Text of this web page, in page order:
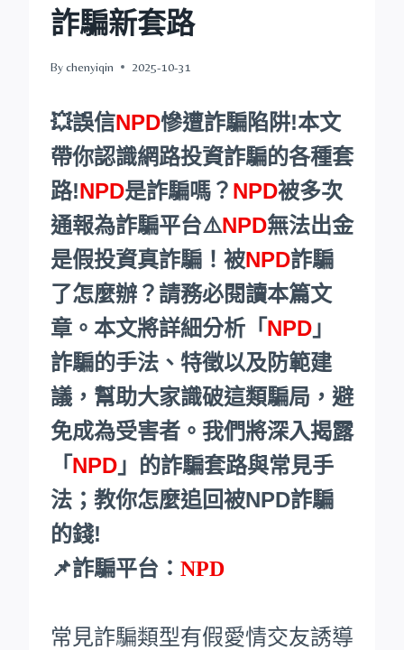
詐騙新套路
Bychenyiqin 2025-10-31
💥誤信NPD慘遭詐騙陷阱!本文
帶你認識網路投資詐騙的各種套
路!NPD是詐騙嗎？ NPD被多次
通報為詐騙平台⚠️NPD無法出金
是假投資真詐騙！被NPD詐騙
了怎麼辦？請務必閱讀本篇文
章。本文將詳細分析「 NPD 」
詐騙的手法、特徵以及防範建
議，幫助大家識破這類騙局，避
免成為受害者。我們將深入揭露
「 NPD 」的詐騙套路與常見手
法；教你怎麼追回被NPD詐騙
的錢!
📌詐騙平台： NPD
常見詐騙類型有假愛情交友誘導